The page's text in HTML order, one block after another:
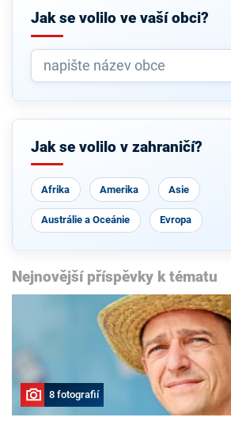
Jak se volilo ve vaší obci?
Jak se volilo v zahraničí?
Afrika Amerika Asie
Austrálie a Oceánie Evropa
Nejnovější příspěvky k tématu
8 fotografií